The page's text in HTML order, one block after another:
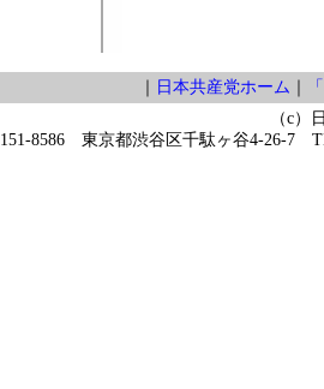
日本共産党ホーム
（c）
151-8586 東京都渋谷区千駄ヶ谷4-26-7